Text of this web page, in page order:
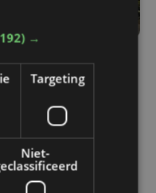
dienst in AZ
gynaecoloog
→
Targeting
Niet-